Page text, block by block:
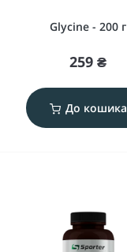
Glycine - 200 г
259 ₴
До кошика